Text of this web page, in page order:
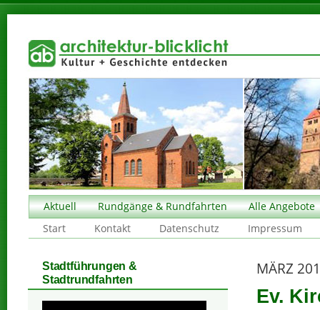
Aktuell Rundgänge & Rundfahrten
Alle Angebote
Start
Kontakt Datenschutz Impressum
MÄRZ
Ev.
Stadtführungen &
Stadtrundfahrten